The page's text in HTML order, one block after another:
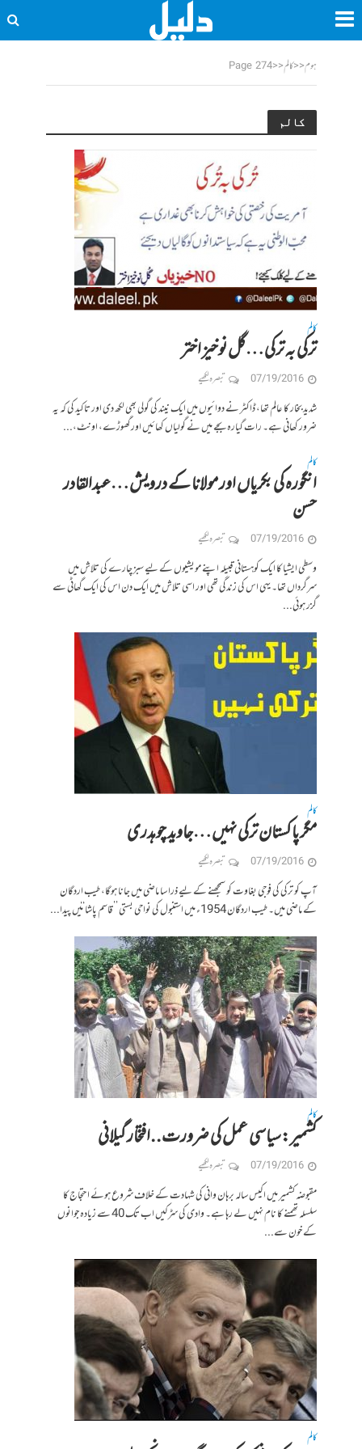
ہوم<<کالم<<
Page 274
کالم
کالم
ترکی بہ ترکی…گل نوخیز اختر
07/19/2016 تبصرہ لکھیے
شدید بخار کا عالم تھا، ڈاکٹر نے دوائیوں میں ایک نیند کی گولی بھی لکھ دی اور تاکید کی کہ یہ
ضرور کھانی ہے۔ رات گیارہ بجے میں نے گولیاں کھائیں اور گھوڑے، اونٹ،...
کالم
انگورہ کی بکریاں اور مولانا کے درویش…عبدالقادر
حسن
07/19/2016 تبصرہ لکھیے
وسطی ایشیا کا ایک کوہستانی قبیلہ اپنے مویشیوں کے لیے سبز چارے کی تلاش میں
سرگرداں تھا۔ یہی اس کی زندگی تھی اور اسی تلاش میں ایک دن اس کی ایک گھاٹی سے
گزر ہوئی...
کالم
مگر پاکستان ترکی نہیں…جاوید چوہدری
07/19/2016 تبصرہ لکھیے
آپ کو ترکی کی فوجی بغاوت کو سمجھنے کے لیے ذرا سا ماضی میں جانا ہوگا، طیب اردگان
کے ماضی میں۔ طیب اردگان 1954ء میں استنبول کی نواحی بستی ’’قاسم پاشا‘‘ میں پیدا...
کالم
کشمیر:سیاسی عمل کی ضرورت..افتخار گیلانی
07/19/2016 تبصرہ لکھیے
مقبوضہ کشمیر میں اکیس سالہ برہان وانی کی شہادت کے خلاف شروع ہوئے احتجاج کا
سلسلہ تھمنے کا نام نہیں لے رہا ہے۔ وادی کی سڑکیں اب تک 40 سے زیادہ جوانوں
کے خون سے...
کالم